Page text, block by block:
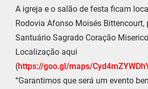
A igreja e o salão de festa ficam
Rodovia Afonso Moisés Bittencourt,
Santuário Sagrado Coração
Localização aqui
(https://goo.gl/maps/
“Garantimos que será um evento